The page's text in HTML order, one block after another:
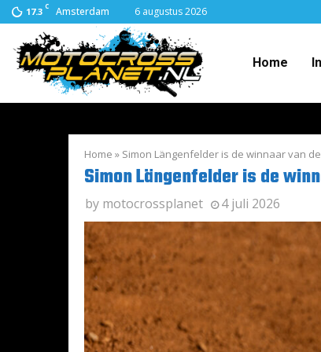
17.3 C Amsterdam 6 augustus 2026
Home
Home » Simon Längenfelder is de winnaar van
Simon Längenfelder is de
by motocrossplanet 4 juli 2026